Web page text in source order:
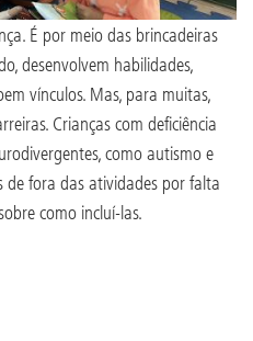
É por meio das brincadeiras
desenvolvem habilidades,
vínculos. Mas, para muitas,
Crianças com deficiência
como autismo e
de fora das atividades por falta
como incluí-las.